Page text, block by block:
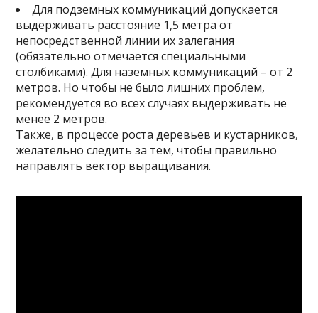
Для подземных коммуникаций допускается
выдерживать расстояние 1,5 метра от
непосредственной линии их залегания
(обязательно отмечается специальными
столбиками). Для наземных коммуникаций – от 2
метров. Но чтобы не было лишних проблем,
рекомендуется во всех случаях выдерживать не
менее 2 метров.
Также, в процессе роста деревьев и кустарников,
желательно следить за тем, чтобы правильно
направлять вектор выращивания.